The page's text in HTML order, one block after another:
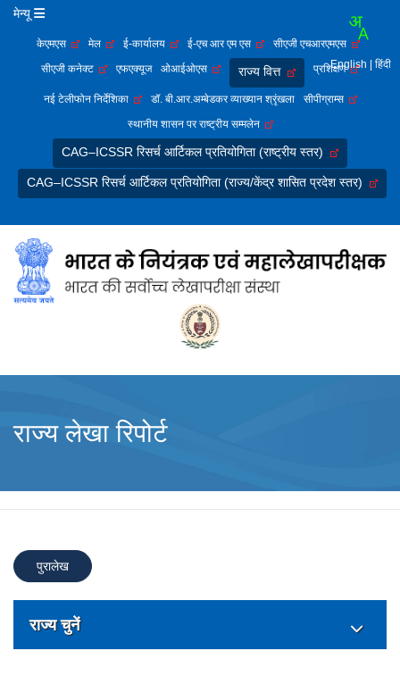
मेन्यू
केएमएस मेल ई-कार्यालय ई-एच आर एम एस
सीएजी एचआरएमएस
सीएजी कनेक्ट
एफएक्यूज ओआईओएस राज्य वित्त प्रशिक्षण
नई टेलीफोन निर्देशिका डॉ. बी.आर.अम्बेडकर व्याख्यान श्रृंखला
सीपीग्राम्स
स्थानीय शासन पर राष्ट्रीय सम्मलेन
CAG–ICSSR रिसर्च आर्टिकल प्रतियोगिता (राष्ट्रीय स्तर)
CAG–ICSSR रिसर्च आर्टिकल प्रतियोगिता (राज्य/केंद्र शासित प्रदेश स्तर)
English | हिंदी
राज्य लेखा रिपोर्ट
पुरालेख
राज्य चुनें